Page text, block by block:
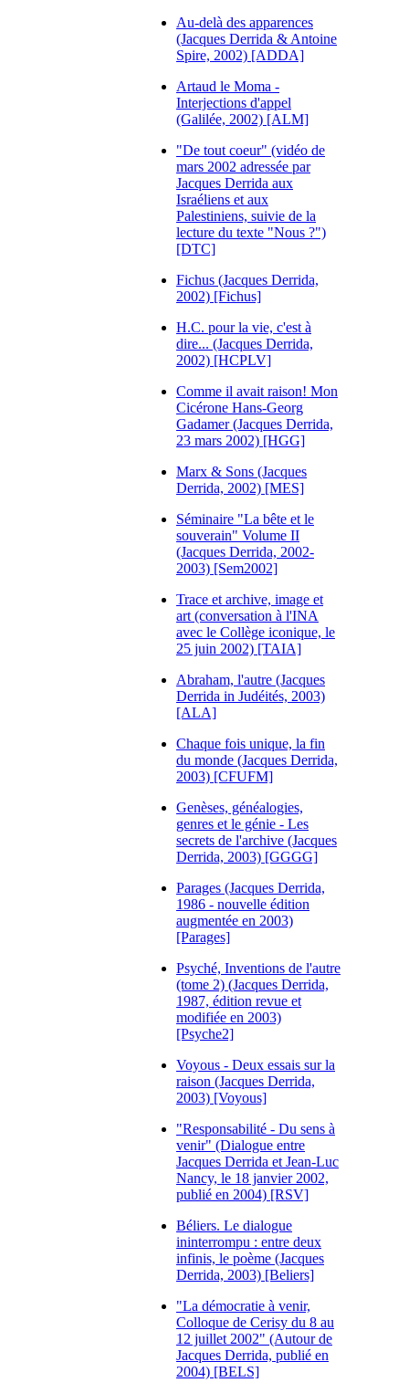
Au-delà des apparences
(Jacques Derrida & Antoine
Spire, 2002) [ADDA]
Artaud le Moma -
Interjections d'appel
(Galilée, 2002) [ALM]
"De tout coeur" (vidéo de
mars 2002 adressée par
Jacques Derrida aux
Israéliens et aux
Palestiniens, suivie de la
lecture du texte "Nous ?")
[DTC]
Fichus (Jacques Derrida,
2002) [Fichus]
H.C. pour la vie, c'est à
dire... (Jacques Derrida,
2002) [HCPLV]
Comme il avait raison! Mon
Cicérone Hans-Georg
Gadamer (Jacques Derrida,
23 mars 2002) [HGG]
Marx & Sons (Jacques
Derrida, 2002) [MES]
Séminaire "La bête et le
souverain" Volume II
(Jacques Derrida, 2002-
2003) [Sem2002]
Trace et archive, image et
art (conversation à l'INA
avec le Collège iconique, le
25 juin 2002) [TAIA]
Abraham, l'autre (Jacques
Derrida in Judéités, 2003)
[ALA]
Chaque fois unique, la fin
du monde (Jacques Derrida,
2003) [CFUFM]
Genèses, généalogies,
genres et le génie - Les
secrets de l'archive (Jacques
Derrida, 2003) [GGGG]
Parages (Jacques Derrida,
1986 - nouvelle édition
augmentée en 2003)
[Parages]
Psyché, Inventions de l'autre
(tome 2) (Jacques Derrida,
1987, édition revue et
modifiée en 2003)
[Psyche2]
Voyous - Deux essais sur la
raison (Jacques Derrida,
2003) [Voyous]
"Responsabilité - Du sens à
venir" (Dialogue entre
Jacques Derrida et Jean-Luc
Nancy, le 18 janvier 2002,
publié en 2004) [RSV]
Béliers. Le dialogue
ininterrompu : entre deux
infinis, le poème (Jacques
Derrida, 2003) [Beliers]
"La démocratie à venir,
Colloque de Cerisy du 8 au
12 juillet 2002" (Autour de
Jacques Derrida, publié en
2004) [BELS]